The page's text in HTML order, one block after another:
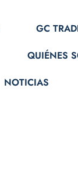
GC
QUIÉNES
NOTICIAS